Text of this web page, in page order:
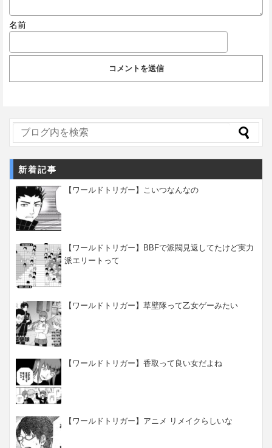
名前
新着記事
【ワールドトリガー】こいつなんなの
【ワールドトリガー】BBFで派閥見返してたけど実力
派エリートって
【ワールドトリガー】草壁隊って乙女ゲーみたい
【ワールドトリガー】香取って良い女だよね
【ワールドトリガー】アニメ リメイクらしいな